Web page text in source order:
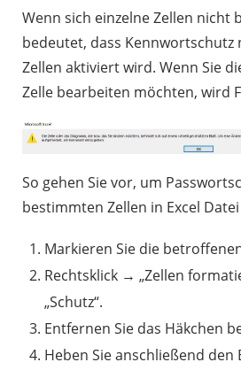
Wenn sich einzelne Zellen nicht
bedeutet, dass
Zellen aktiviert wird. Wenn Sie
Zelle bearbeiten möchten, wird
So gehen Sie vor, um
bestimmten Zellen in Excel
Markieren Sie die
Rechtsklick → „Zellen
„Schutz“.
Entfernen Sie das Häkchen
Heben Sie anschließend den